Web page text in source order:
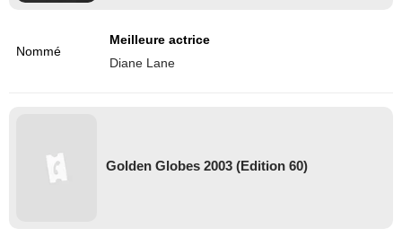
Nommé
Meilleure actrice
Diane Lane
Golden Globes 2003 (Edition 60)